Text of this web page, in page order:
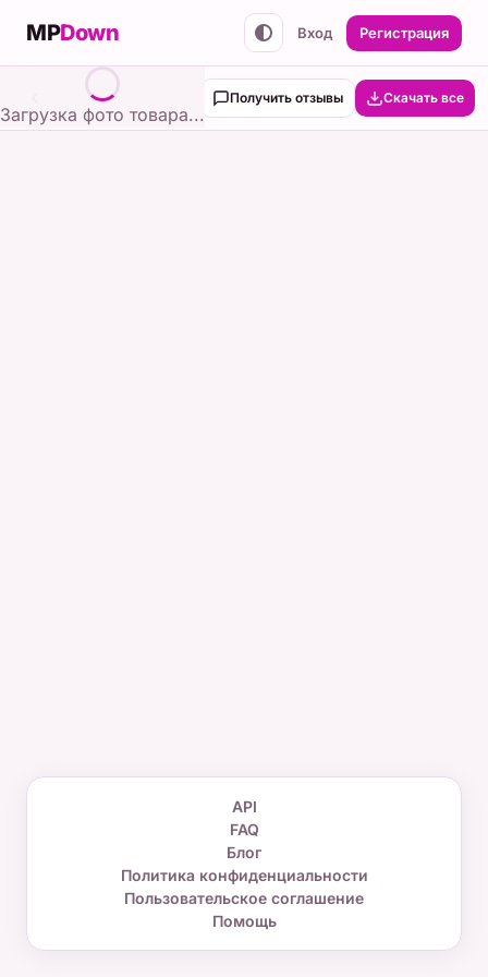
MPDown Вход Регистрация
Загрузка фото товара...
Получить отзывы Скачать все
API
FAQ
Блог
Политика конфиденциальности
Пользовательское соглашение
Помощь